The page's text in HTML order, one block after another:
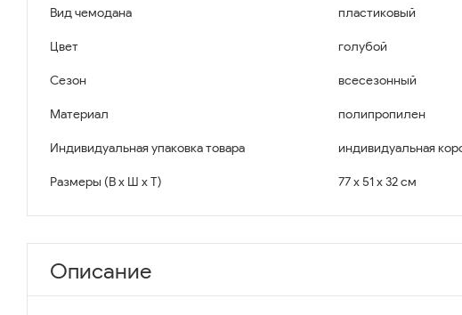
Вид чемодана пластиковый
Цвет голубой
Сезон всесезонный
Материал полипропилен
Индивидуальная упаковка товара индивидуальная
Размеры (В x Ш x Т) 77 x 51 x 32 см
Описание